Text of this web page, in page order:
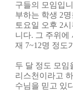
구들의 모임입
부하는 학생 2
토요일 오후 2
니다. 그 주위에
재 7~12명 정도
두 달 정도 모임
리스천이라고
수님을 믿고 있